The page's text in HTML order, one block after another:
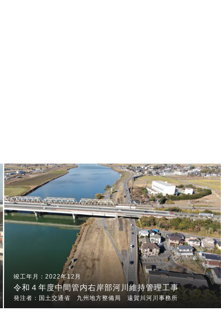
2022年12月
令和４年度中間管内右岸部河川維持管理工事
国土交通省 九州地方整備局 遠賀川河川事務所